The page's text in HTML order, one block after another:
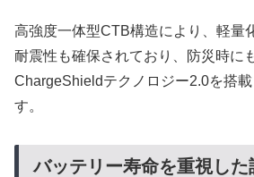
高強度一体型CTB構造により、軽量
耐震性も確保されており、防災時に
ChargeShieldテクノロジー2.0を搭
す。
バッテリー寿命を重視した